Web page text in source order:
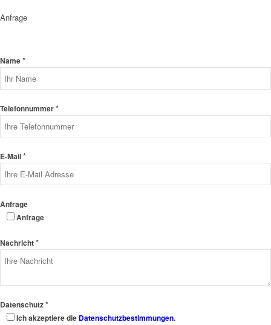
Anfrage
Name*
Telefonnummer*
E-Mail*
Anfrage
Anfrage
Nachricht*
Datenschutz*
Ich akzeptiere die Datenschutzbestimmungen.